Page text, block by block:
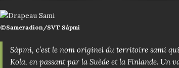
©Sameradion/SVT Sápmi
Sápmi, c’est le nom originel du territoire sami
Kola, en passant par la Suède et la Finlande. Un